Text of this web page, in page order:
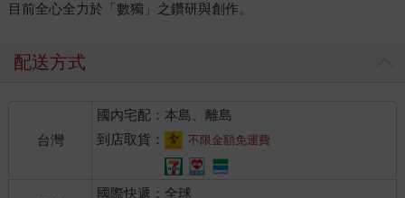
目前全心全力於「數獨」之鑽研與創作。
配送方式
台灣
國內宅配：本島、離島
到店取貨：
不限金額免運費
國際快遞：全球